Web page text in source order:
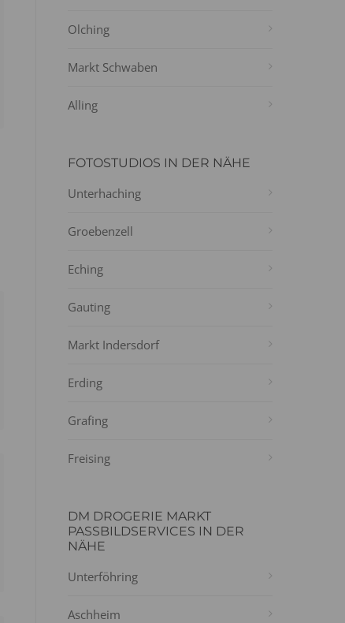
Olching
Markt Schwaben
Alling
FOTOSTUDIOS IN DER NÄHE
Unterhaching
Groebenzell
Eching
Gauting
Markt Indersdorf
Erding
Grafing
Freising
DM DROGERIE MARKT
PASSBILDSERVICES IN DER
NÄHE
Unterföhring
Aschheim